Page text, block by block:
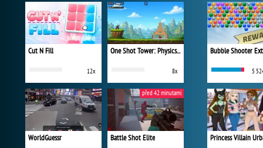
Cut N Fill
12x
One Shot Tower: Physics Destroyer
8x
WorldGuessr Battle Shot Elite
před 42 minutami
Bubble Shooter
5